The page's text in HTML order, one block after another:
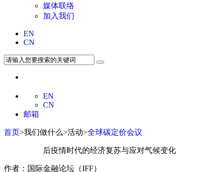
媒体联络
加入我们
EN
CN
EN
CN
邮箱
首页>我们做什么>活动>全球碳定价会议
后疫情时代的经济复苏与应对气候变化
作者：国际金融论坛（IFF）